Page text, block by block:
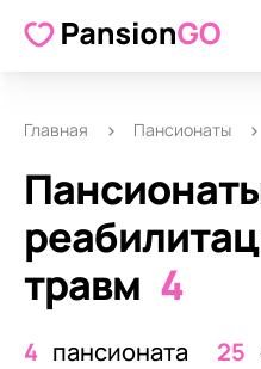
Главная Пансионаты
травм 4
4 пансионата 25